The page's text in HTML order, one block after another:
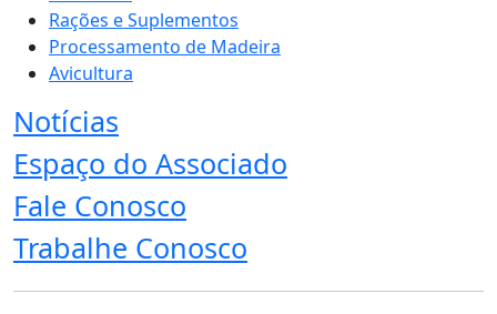
Rações e Suplementos
Processamento de Madeira
Avicultura
Notícias
Espaço do Associado
Fale Conosco
Trabalhe Conosco